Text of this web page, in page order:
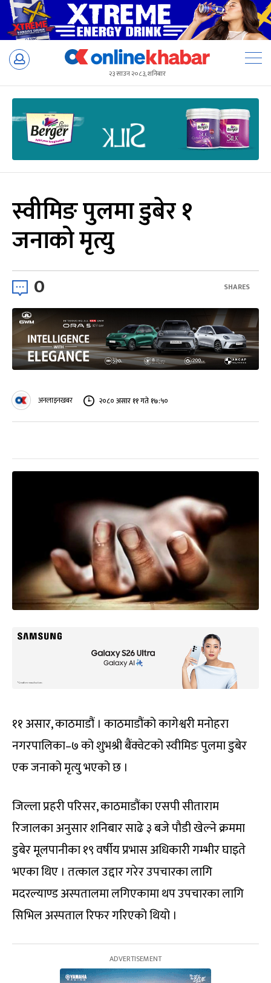
Skip
२३ साउन २०८३, शनिबार
स्वीमिङ पुलमा डुबेर १
जनाको मृत्यु
0 SHARES
अनलाइनखबर २०८० असार ११ गते १७:५०
११ असार, काठमाडौं । काठमाडौंको कागेश्वरी मनोहरा
नगरपालिका–७ को शुभश्री बैंक्वेटको स्वीमिङ पुलमा डुबेर
एक जनाको मृत्यु भएको छ ।
जिल्ला प्रहरी परिसर, काठमाडौंका एसपी सीताराम
रिजालका अनुसार शनिबार साढे ३ बजे पौडी खेल्ने क्रममा
डुबेर मूलपानीका १९ वर्षीय प्रभास अधिकारी गम्भीर घाइते
भएका थिए । तत्काल उद्दार गरेर उपचारका लागि
मदरल्याण्ड अस्पतालमा लगिएकामा थप उपचारका लागि
सिभिल अस्पताल रिफर गरिएको थियो ।